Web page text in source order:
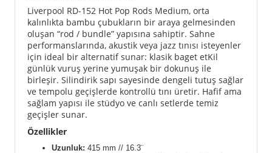
Liverpool RD-152 Hot Pop Rods Medium, orta
kalınlıkta bambu çubukların bir araya gelmesinden
oluşan “rod / bundle” yapısına sahiptir. Sahne
performanslarında, akustik veya jazz tınısı isteyenler
için ideal bir alternatif sunar: klasik baget etKil
günlük vuruş yerine yumuşak bir dokunuş ile
birleşir. Silindirik sapı sayesinde dengeli tutuş sağlar
ve tempolu geçişlerde kontrollü tını üretir. Hafif ama
sağlam yapısı ile stüdyo ve canlı setlerde temiz
geçişler sunar.
Özellikler
Uzunluk: 415 mm // 16.3¨